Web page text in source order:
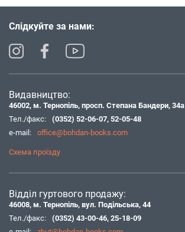
Слідкуйте за нами:
Видавництво:
46002, м. Тернопіль, просп. Степана Бандери, 34а
Тел./факс:
(0352) 52-06-07, 52-05-48
e-mail:
office@bohdan-books.com
Схема проїзду
Відділ гуртового продажу:
46008, м. Тернопіль, вул. Подільська, 44
Тел./факс:
(0352) 43-00-46, 25-18-09